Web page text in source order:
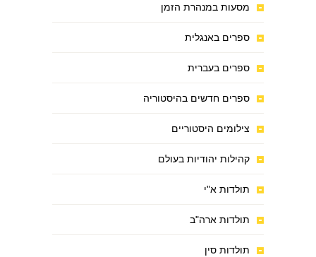
מסעות במנהרת הזמן
ספרים באנגלית
ספרים בעברית
ספרים חדשים בהיסטוריה
צילומים היסטוריים
קהילות יהודיות בעולם
תולדות א"י
תולדות ארה"ב
תולדות סין